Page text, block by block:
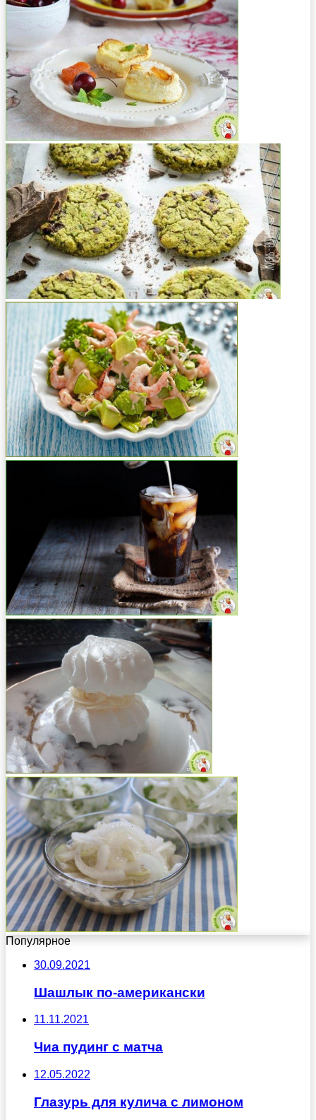
Популярное
30.09.2021
Шашлык по-американски
11.11.2021
Чиа пудинг с матча
12.05.2022
Глазурь для кулича с лимоном